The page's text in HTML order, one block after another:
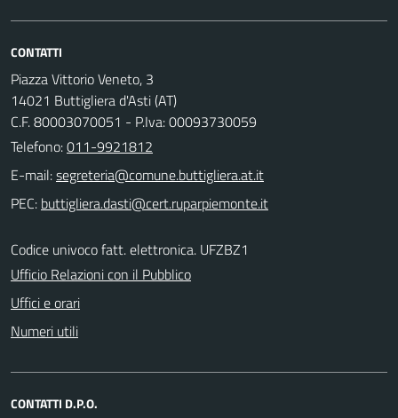
CONTATTI
Piazza Vittorio Veneto, 3
14021 Buttigliera d'Asti (AT)
C.F. 80003070051 - P.Iva: 00093730059
Telefono:011-9921812
E-mail:
PEC:
Codice univoco fatt. elettronica. UFZBZ1
Ufficio Relazioni con il Pubblico
Uffici e orari
Numeri utili
CONTATTI D.P.O.